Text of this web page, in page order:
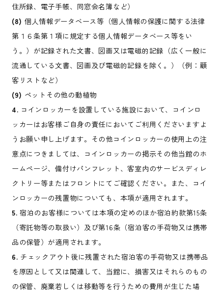
住所録、電子手帳、同窓会名簿など）
(8) 個人情報データベース等（個人情報の保護に関する法律
第１６条第１項に規定する個人情報データベース等をい
う。）が記録された文書、図画又は電磁的記録（広く一般に
流通している文書、図画及び電磁的記録を除く。）（例：顧
客リストなど）
(9) ペットその他の動植物
4. コインロッカーを設置している施設において、コインロ
ッカーはお客様ご自身の責任においてご利用くださいますよ
うお願い申し上げます。その他コインロッカーの使用上の注
意点につきましては、コインロッカーの掲示その他当館のホ
ームページ、備付けパンフレット、客室内のサービスディレ
クトリー等またはフロントにてご確認ください。また、コイ
ンロッカーの残置物についても、本項が適用されます。
5. 宿泊のお客様については本項の定めのほか宿泊約款第15条
（寄託物等の取扱い）及び第16条（宿泊客の手荷物又は携帯
品の保管）が適用されます。
6. チェックアウト後に残置された宿泊客の手荷物又は携帯品
を原因として又は関連して、当館に、損害又はそれらのもの
の保管、廃棄若しくは移動等を行うための費用が生じた場